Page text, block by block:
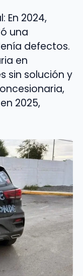
En 2024,
una
defectos.
en
sin solución y
2025,